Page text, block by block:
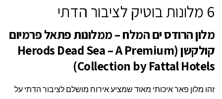
6 מלונות בוטיק לציבור הדתי
מלון הרודס ים המלח – ממלונות פתאל פרמיום
קולקשן (Herods Dead Sea – A Premium
Collection by Fattal Hotels)
זהו מלון פאר איכותי מאוד שמציע אירוח מושלם לציבור הדתי על